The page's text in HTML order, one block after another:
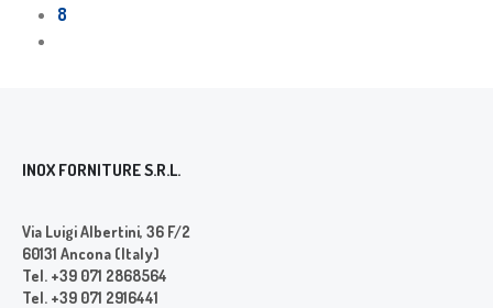
8
INOX FORNITURE S.R.L.
Via Luigi Albertini, 36 F/2
60131 Ancona (Italy)
Tel. +39 071 2868564
Tel. +39 071 2916441